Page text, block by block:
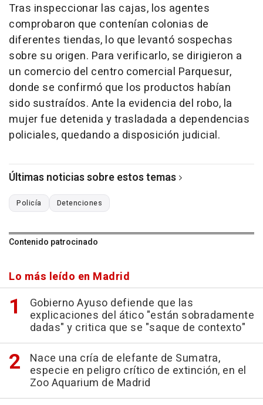
Tras inspeccionar las cajas, los agentes
comprobaron que contenían colonias de
diferentes tiendas, lo que levantó sospechas
sobre su origen. Para verificarlo, se dirigieron a
un comercio del centro comercial Parquesur,
donde se confirmó que los productos habían
sido sustraídos. Ante la evidencia del robo, la
mujer fue detenida y trasladada a dependencias
policiales, quedando a disposición judicial.
Últimas noticias sobre estos temas
Policía Detenciones
Contenido patrocinado
Lo más leído en Madrid
Gobierno Ayuso defiende que las
explicaciones del ático "están sobradamente
dadas" y critica que se "saque de contexto"
Nace una cría de elefante de Sumatra,
especie en peligro crítico de extinción, en el
Zoo Aquarium de Madrid